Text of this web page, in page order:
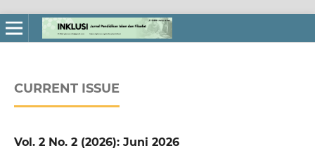
CURRENT ISSUE
Vol. 2 No. 2 (2026): Juni 2026